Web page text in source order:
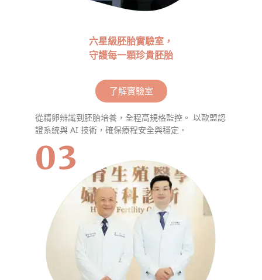
六星級胚胎實驗室，
守護每一顆珍貴胚胎
了解實驗室
從精卵辨識到胚胎培養，全程高規格監控。 以歐盟認
證系統與 AI 技術，確保療程安全與穩定。
03